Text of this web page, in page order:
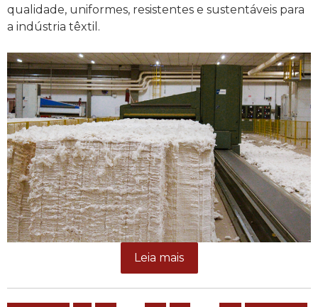
qualidade, uniformes, resistentes e sustentáveis para
a indústria têxtil.
Leia mais